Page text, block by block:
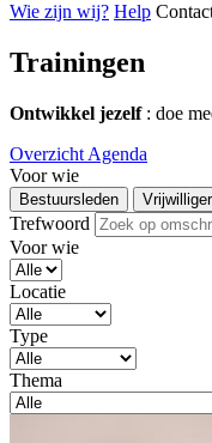
Wie zijn wij? Help
Trainingen
Ontwikkel jezelf: doe
Overzicht Agenda
Voor wie
Bestuursleden
Trefwoord
Voor wie
Locatie
Type
Thema